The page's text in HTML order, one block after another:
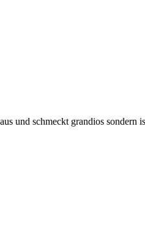
und schmeckt grandios